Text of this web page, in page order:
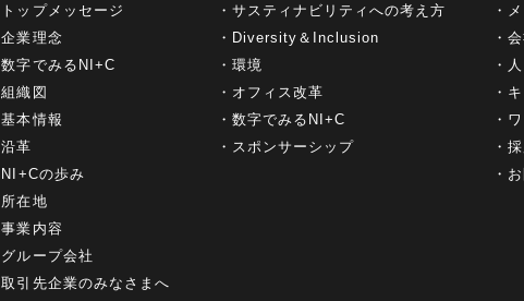
トップメッセージ
企業理念
数字でみるNI+C
組織図
基本情報
沿革
NI+Cの歩み
所在地
事業内容
グループ会社
取引先企業のみなさまへ
サスティナビリティへの考え方
Diversity＆Inclusion
環境
オフィス改革
数字でみるNI+C
スポンサーシップ